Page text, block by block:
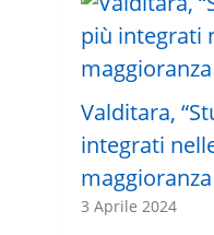
Valditara,
integrati
3 Aprile 2024